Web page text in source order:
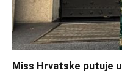
Miss Hrvatske putuje